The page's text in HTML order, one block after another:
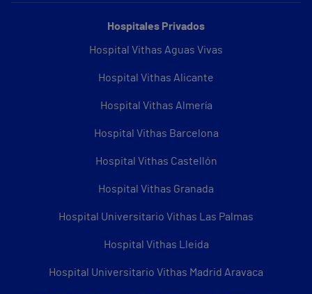
Hospitales Privados
Hospital Vithas Aguas Vivas
Hospital Vithas Alicante
Hospital Vithas Almería
Hospital Vithas Barcelona
Hospital Vithas Castellón
Hospital Vithas Granada
Hospital Universitario Vithas Las Palmas
Hospital Vithas Lleida
Hospital Universitario Vithas Madrid Aravaca